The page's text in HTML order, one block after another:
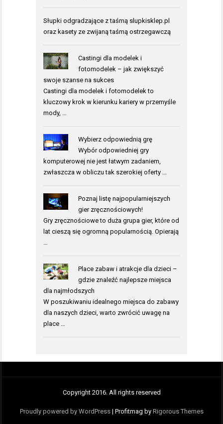
Słupki odgradzające z taśmą slupkisklep.pl
oraz kasety ze zwijaną taśmą ostrzegawczą
Castingi dla modelek i
fotomodelek – jak zwiększyć
swoje szanse na sukces
Castingi dla modelek i fotomodelek to
kluczowy krok w kierunku kariery w przemyśle
mody, …
Wybierz odpowiednią grę
Wybór odpowiedniej gry
komputerowej nie jest łatwym zadaniem,
zwłaszcza w obliczu tak szerokiej oferty …
Poznaj listę najpopularniejszych
gier zręcznościowych!
Gry zręcznościowe to duża grupa gier, które od
lat cieszą się ogromną popularnością. Opierają
Place zabaw i atrakcje dla dzieci –
gdzie znaleźć najlepsze miejsca
dla najmłodszych
W poszukiwaniu idealnego miejsca do zabawy
dla naszych dzieci, warto zwrócić uwagę na
place …
Copyright 2016. All rights reserved
Proudly powered by WordPress | Profitmag by Rigorous Themes